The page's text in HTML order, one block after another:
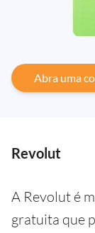
Abra uma
Revolut
A Revolut é
gratuita que